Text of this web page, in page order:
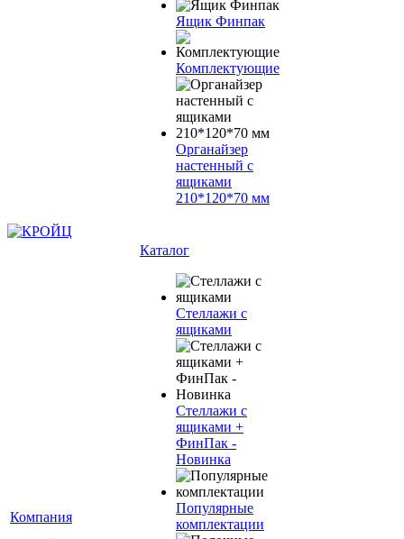
Ящик Финпак
Комплектующие
Органайзер
настенный с
ящиками
210*120*70 мм
Компания
Каталог
Стеллажи с
ящиками
Стеллажи с
ящиками +
ФинПак -
Новинка
Популярные
комплектации